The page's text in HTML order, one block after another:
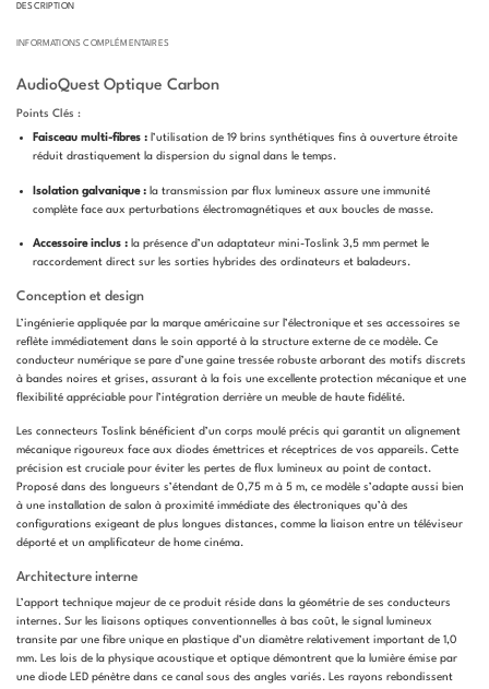
DESCRIPTION
INFORMATIONS COMPLÉMENTAIRES
AudioQuest Optique Carbon
Points Clés :
Faisceau multi-fibres :l’utilisation de 19 brins synthétiques fins à ouverture étroite
réduit drastiquement la dispersion du signal dans le temps.
Isolation galvanique :la transmission par flux lumineux assure une immunité
complète face aux perturbations électromagnétiques et aux boucles de masse.
Accessoire inclus :la présence d’un adaptateur mini-Toslink 3,5 mm permet le
raccordement direct sur les sorties hybrides des ordinateurs et baladeurs.
Conception et design
L’ingénierie appliquée par la marque américaine sur l’électronique et ses accessoires se
reflète immédiatement dans le soin apporté à la structure externe de ce modèle. Ce
conducteur numérique se pare d’une gaine tressée robuste arborant des motifs discrets
à bandes noires et grises, assurant à la fois une excellente protection mécanique et une
flexibilité appréciable pour l’intégration derrière un meuble de haute fidélité.
Les connecteurs Toslink bénéficient d’un corps moulé précis qui garantit un alignement
mécanique rigoureux face aux diodes émettrices et réceptrices de vos appareils. Cette
précision est cruciale pour éviter les pertes de flux lumineux au point de contact.
Proposé dans des longueurs s’étendant de 0,75 m à 5 m, ce modèle s’adapte aussi bien
à une installation de salon à proximité immédiate des électroniques qu’à des
configurations exigeant de plus longues distances, comme la liaison entre un téléviseur
déporté et un amplificateur de home cinéma.
Architecture interne
L’apport technique majeur de ce produit réside dans la géométrie de ses conducteurs
internes. Sur les liaisons optiques conventionnelles à bas coût, le signal lumineux
transite par une fibre unique en plastique d’un diamètre relativement important de 1,0
mm. Les lois de la physique acoustique et optique démontrent que la lumière émise par
une diode LED pénètre dans ce canal sous des angles variés. Les rayons rebondissent